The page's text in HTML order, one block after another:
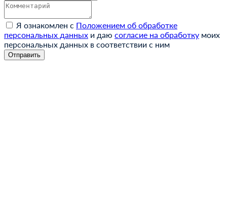
Я ознакомлен с Положением об обработке
персональных данных и даю согласие на обработку моих
персональных данных в соответствии с ним
Отправить